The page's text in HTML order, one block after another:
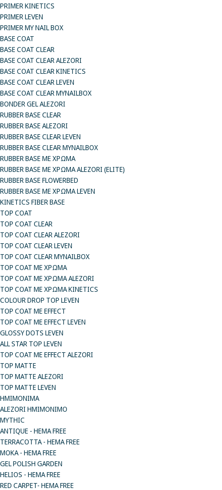
PRIMER KINETICS
PRIMER LEVEN
PRIMER MY NAIL BOX
BASE COAT
BASE COAT CLEAR
BASE COAT CLEAR ALEZORI
BASE COAT CLEAR KINETICS
BASE COAT CLEAR LEVEN
BASE COAT CLEAR MYNAILBOX
BONDER GEL ALEZORI
RUBBER BASE CLEAR
RUBBER BASE ALEZORI
RUBBER BASE CLEAR LEVEN
RUBBER BASE CLEAR MYNAILBOX
RUBBER BASE ΜΕ ΧΡΩΜΑ
RUBBER BASE ΜΕ ΧΡΩΜΑ ALEZORI (ELITE)
RUBBER BASE FLOWERBED
RUBBER BASE ΜΕ ΧΡΩΜΑ LEVEN
KINETICS FIBER BASE
TOP COAT
TOP COAT CLEAR
TOP COAT CLEAR ALEZORI
TOP COAT CLEAR LEVEN
TOP COAT CLEAR MYNAILBOX
TOP COAT ΜΕ ΧΡΩΜΑ
TOP COAT ΜΕ ΧΡΩΜΑ ALEZORI
TOP COAT ΜΕ ΧΡΩΜΑ KINETICS
COLOUR DROP TOP LEVEN
TOP COAT ΜΕ EFFECT
TOP COAT ME EFFECT LEVEN
GLOSSY DOTS LEVEN
ALL STAR TOP LEVEN
TOP COAT ME EFFECT ALEZORI
TOP MATTE
TOP MATTE ALEZORI
TOP MATTE LEVEN
ΗΜΙΜΟΝΙΜΑ
ALEZORI ΗΜΙΜΟΝΙΜΟ
MYTHIC
ANTIQUE - HEMA FREE
TERRACOTTA - HEMA FREE
MOKA - HEMA FREE
GEL POLISH GARDEN
HELIOS - HEMA FREE
RED CARPET- HEMA FREE